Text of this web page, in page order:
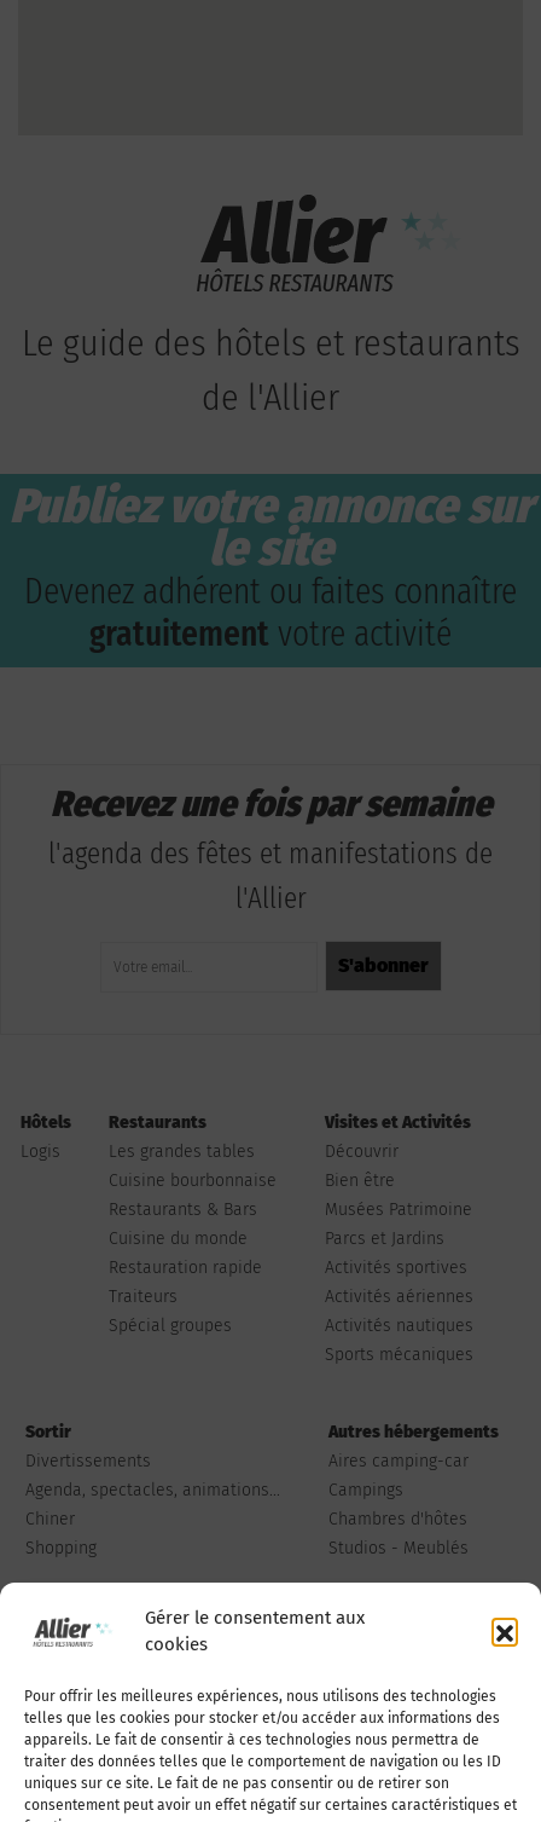
Gérer le consentement aux
cookies
Pour offrir les meilleures expériences, nous utilisons des technologies
telles que les cookies pour stocker et/ou accéder aux informations des
appareils. Le fait de consentir à ces technologies nous permettra de
traiter des données telles que le comportement de navigation ou les ID
uniques sur ce site. Le fait de ne pas consentir ou de retirer son
consentement peut avoir un effet négatif sur certaines caractéristiques et
Le guide des hôtels et restaurants
de l'Allier
Publiez votre annonce sur
le site
Devenez adhérent ou faites connaître
gratuitement votre activité
Recevez une fois par semaine
l'agenda des fêtes et manifestations de
l'Allier
Hôtels
Logis
Restaurants
Les grandes tables
Cuisine bourbonnaise
Restaurants & Bars
Cuisine du monde
Restauration rapide
Traiteurs
Spécial groupes
Visites et Activités
Découvrir
Bien être
Musées Patrimoine
Parcs et Jardins
Activités sportives
Activités aériennes
Activités nautiques
Sports mécaniques
Sortir
Divertissements
Agenda, spectacles, animations...
Chiner
Shopping
Autres hébergements
Aires camping-car
Campings
Chambres d'hôtes
Studios - Meublés
Qui sommes-nous Publiez votre annonce
Adhérer à l’association Nous contacter